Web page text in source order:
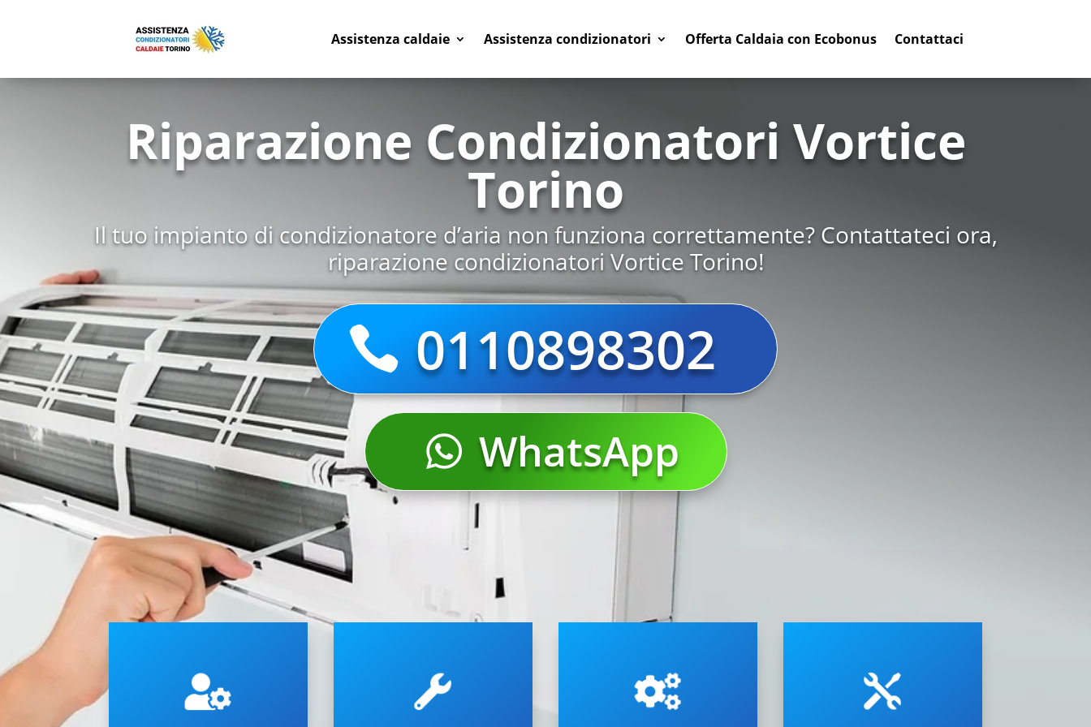
Assistenza caldaie Assistenza condizionatori Offerta Caldaia con Ecobonus Contattaci
Riparazione Condizionatori Vortice
Torino
Il tuo impianto di condizionatore d’aria non funziona correttamente? Contattateci ora,
riparazione condizionatori Vortice Torino!
0110898302
WhatsApp

fissi, mono split, multisplit o
impianti a Flusso di
Refrigerante Variabile (VRF) 
climatizzatori Vortice. Offriamo
tutto il supporto per l’acquisto
e l’installazione di un nuovo 
Oltre a operare in tempi rapidi
per la riparazione a domicilio 
sul tuo condizionatore e vi
spiegherà i problemi
riscontrati sui vostri impianti di